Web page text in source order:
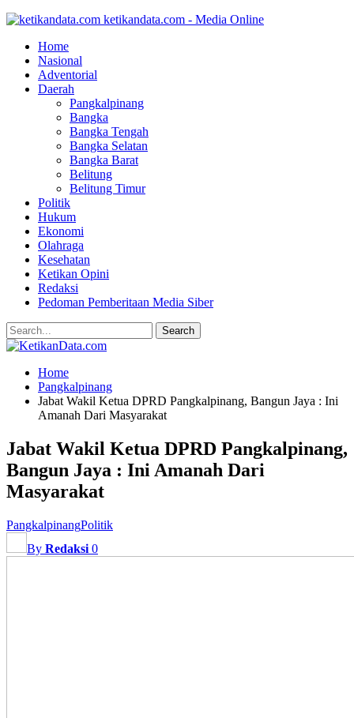
ketikandata.com - Media Online
Home
Nasional
Adventorial
Daerah
Pangkalpinang
Bangka
Bangka Tengah
Bangka Selatan
Bangka Barat
Belitung
Belitung Timur
Politik
Hukum
Ekonomi
Olahraga
Kesehatan
Ketikan Opini
Redaksi
Pedoman Pemberitaan Media Siber
Home
Pangkalpinang
Jabat Wakil Ketua DPRD Pangkalpinang, Bangun Jaya : Ini
Amanah Dari Masyarakat
Jabat Wakil Ketua DPRD Pangkalpinang,
Bangun Jaya : Ini Amanah Dari
Masyarakat
PangkalpinangPolitik
By Redaksi 0